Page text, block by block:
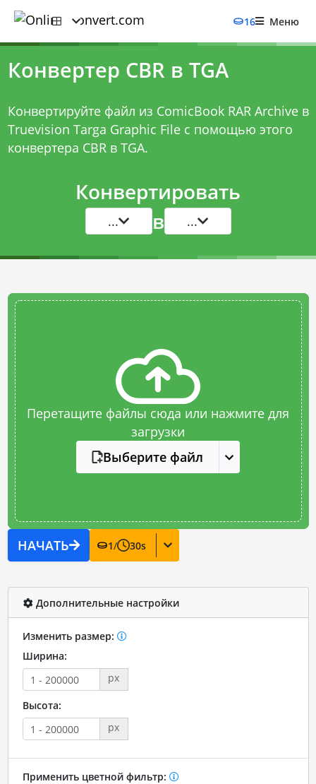
16 Меню
Конвертер CBR в TGA
Конвертируйте файл из ComicBook RAR Archive в
Truevision Targa Graphic File с помощью этого
конвертера CBR в TGA.
Конвертировать
... в ...
Перетащите файлы сюда или нажмите для
загрузки
Выберите файл
НАЧАТЬ 1/ 30s
Дополнительные настройки
Изменить размер:
Ширина:
px
Высота:
px
Применить цветной фильтр: